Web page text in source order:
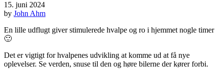
15. juni 2024
by John Ahm
En lille udflugt giver stimulerede hvalpe og ro i hjemmet nogle timer
🙂
Det er vigtigt for hvalpenes udvikling at komme ud at få nye
oplevelser. Se verden, snuse til den og høre bilerne der kører forbi.